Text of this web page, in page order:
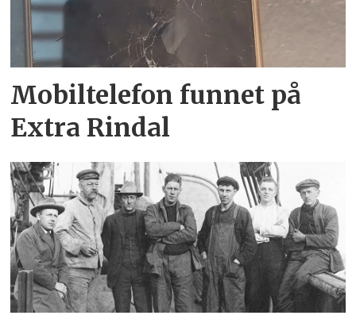
Mobiltelefon funnet på
Extra Rindal